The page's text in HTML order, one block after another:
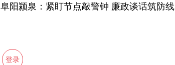
阜阳颍泉：紧盯节点敲警钟 廉政谈话筑防线
登录